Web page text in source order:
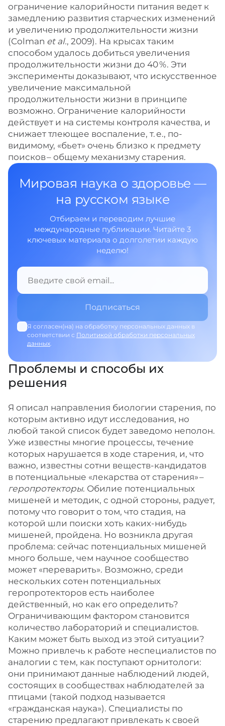
ограничение калорийности питания ведет к
замедлению развития старческих изменений
и увеличению продолжительности жизни
(Colman et al., 2009). На крысах таким
способом удалось добиться увеличения
продолжительности жизни до 40 %. Эти
эксперименты доказывают, что искусственное
увеличение максимальной
продолжительности жизни в принципе
возможно. Ограничение калорийности
действует и на системы контроля качества, и
снижает тлеющее воспаление, т. е., по-
видимому, «бьет» очень близко к предмету
поисков – ​общему механизму старения.
Мировая наука о здоровье —
на русском языке
Отбираем и переводим лучшие
международные публикации. Читайте 3
ключевых материала о долголетии каждую
неделю!
Я согласен(на) на обработку персональных данных в
соответствии с Политикой обработки персональных
данных.
Проблемы и способы их
решения
Я описал направления биологии старения, по
которым активно идут исследования, но
любой такой список будет заведомо неполон.
Уже известны многие процессы, течение
которых нарушается в ходе старения, и, что
важно, известны сотни веществ-кандидатов
в потенциальные «лекарства от старения» – ​
геропротекторы. Обилие потенциальных
мишеней и методик, с одной стороны, радует,
потому что говорит о том, что стадия, на
которой шли поиски хоть каких-нибудь
мишеней, пройдена. Но возникла другая
проблема: сейчас потенциальных мишеней
много больше, чем научное сообщество
может «переварить». Возможно, среди
нескольких сотен потенциальных
геропротекторов есть наиболее
действенный, но как его определить?
Ограничивающим фактором становится
количество лабораторий и специалистов.
Каким может быть выход из этой ситуации?
Можно привлечь к работе неспециалистов по
аналогии с тем, как поступают орнитологи:
они принимают данные наблюдений людей,
состоящих в сообществах наблюдателей за
птицами (такой подход называется
«гражданская наука»). Специалисты по
старению предлагают привлекать к своей